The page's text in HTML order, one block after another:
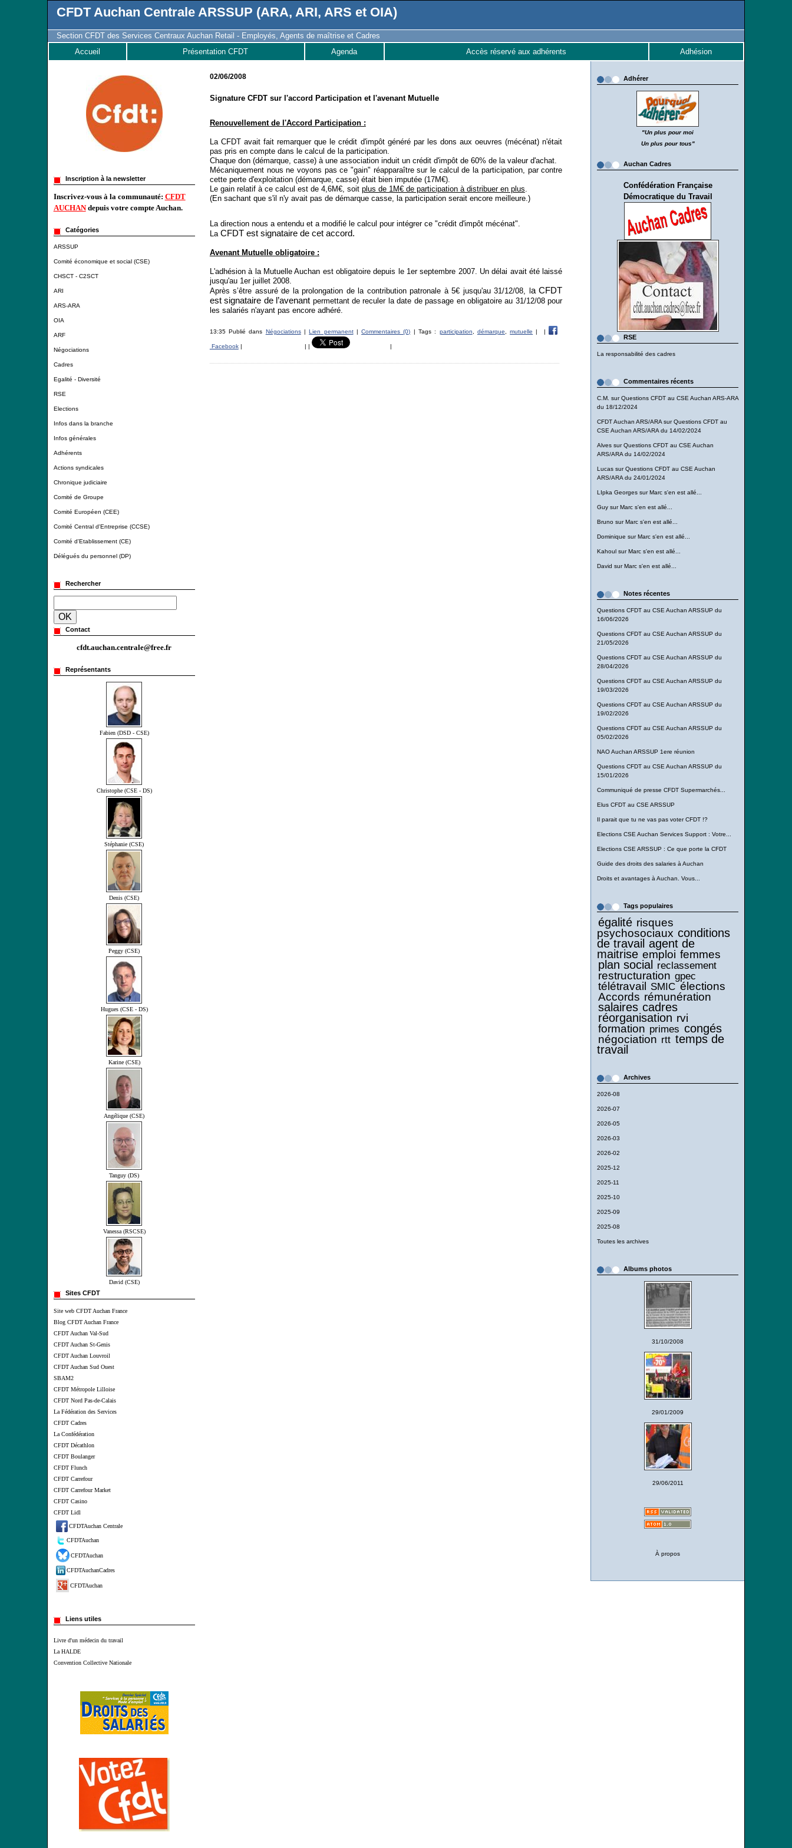
CFDT Auchan Centrale ARSSUP (ARA, ARI, ARS et OIA)
Section CFDT des Services Centraux Auchan Retail - Employés, Agents de maîtrise et Cadres
Accueil
Présentation CFDT Agenda Accès réservé aux adhérents Adhésion
Inscription à la newsletter
Inscrivez-vous à la communauté: CFDT
AUCHANdepuis votre compte Auchan.
Catégories
ARSSUP
Comité économique et social (CSE)
CHSCT - C2SCT
ARI
ARS-ARA
OIA
ARF
Négociations
Cadres
Egalité - Diversité
RSE
Elections
Infos dans la branche
Infos générales
Adhérents
Actions syndicales
Chronique judiciaire
Comité de Groupe
Comité Européen (CEE)
Comité Central d'Entreprise (CCSE)
Comité d'Etablissement (CE)
Délégués du personnel (DP)
Rechercher
Contact
cfdt.auchan.centrale@free.fr
Représentants
Fabien (DSD - CSE)
Christophe (CSE - DS)
Stéphanie (CSE)
Denis (CSE)
Peggy (CSE)
Hugues (CSE - DS)
Karine (CSE)
Angélique (CSE)
Tanguy (DS)
Vanessa (RSCSE)
David (CSE)
Sites CFDT
Site web CFDT Auchan France
Blog CFDT Auchan France
CFDT Auchan Val-Sud
CFDT Auchan St-Genis
CFDT Auchan Louvroil
CFDT Auchan Sud Ouest
SBAM2
CFDT Métropole Lilloise
CFDT Nord Pas-de-Calais
La Fédération des Services
CFDT Cadres
La Confédération
CFDT Décathlon
CFDT Boulanger
CFDT Flunch
CFDT Carrefour
CFDT Carrefour Market
CFDT Casino
CFDT Lidl
CFDTAuchan Centrale
CFDTAuchan
CFDTAuchan
CFDTAuchanCadres
CFDTAuchan
Liens utiles
Livre d'un médecin du travail
La HALDE
Convention Collective Nationale
Adhérer
"Un plus pour moi
Un plus pour tous"
Auchan Cadres
Confédération Française
Démocratique du Travail
RSE
La responsabilité des cadres
Commentaires récents
C.M. surQuestions CFDT au CSE Auchan ARS-ARA
du 18/12/2024
CFDT Auchan ARS/ARA surQuestions CFDT au
CSE Auchan ARS/ARA du 14/02/2024
Alves surQuestions CFDT au CSE Auchan
ARS/ARA du 14/02/2024
Lucas surQuestions CFDT au CSE Auchan
ARS/ARA du 24/01/2024
LIpka Georges surMarc s'en est allé...
Guy surMarc s'en est allé...
Bruno surMarc s'en est allé...
Dominique surMarc s'en est allé...
Kahoul surMarc s'en est allé...
David surMarc s'en est allé...
Notes récentes
Questions CFDT au CSE Auchan ARSSUP du
16/06/2026
Questions CFDT au CSE Auchan ARSSUP du
21/05/2026
Questions CFDT au CSE Auchan ARSSUP du
28/04/2026
Questions CFDT au CSE Auchan ARSSUP du
19/03/2026
Questions CFDT au CSE Auchan ARSSUP du
19/02/2026
Questions CFDT au CSE Auchan ARSSUP du
05/02/2026
NAO Auchan ARSSUP 1ere réunion
Questions CFDT au CSE Auchan ARSSUP du
15/01/2026
Communiqué de presse CFDT Supermarchés...
Elus CFDT au CSE ARSSUP
Il parait que tu ne vas pas voter CFDT !?
Elections CSE Auchan Services Support : Votre...
Elections CSE ARSSUP : Ce que porte la CFDT
Guide des droits des salaries à Auchan
Droits et avantages à Auchan. Vous...
Tags populaires
égalité risques
psychosociaux conditions
de travail agent de
maitrise emploi femmes
plan social reclassement
restructuration gpec
télétravail SMIC élections
Accords rémunération
salaires cadres
réorganisation rvi
formation primes congés
négociation rtt temps de
travail
Archives
2026-08
2026-07
2026-05
2026-03
2026-02
2025-12
2025-11
2025-10
2025-09
2025-08
Toutes les archives
Albums photos
31/10/2008
29/01/2009
29/06/2011
À propos
02/06/2008
Signature CFDT sur l'accord Participation et l'avenant Mutuelle
Renouvellement de l'Accord Participation :
La CFDT avait fait remarquer que le crédit d'impôt généré par les dons aux oeuvres (mécénat) n'était
pas pris en compte dans le calcul de la participation.
Chaque don (démarque, casse) à une association induit un crédit d'impôt de 60% de la valeur d'achat.
Mécaniquement nous ne voyons pas ce "gain" réapparaître sur le calcul de la participation, par contre
cette perte d'exploitation (démarque, casse) était bien imputée (17M€).
Le gain relatif à ce calcul est de 4,6M€, soit plus de 1M€ de participation à distribuer en plus.
(En sachant que s'il n'y avait pas de démarque casse, la participation serait encore meilleure.)
La direction nous a entendu et a modifié le calcul pour intégrer ce "crédit d'impôt mécénat".
La CFDT est signataire de cet accord.
Avenant Mutuelle obligatoire :
L'adhésion à la Mutuelle Auchan est obligatoire depuis le 1er septembre 2007. Un délai avait été laissé
jusqu'au 1er juillet 2008.
Après s’être assuré de la prolongation de la contribution patronale à 5€ jusqu'au 31/12/08, l a CFDT
est signataire de l’avenant permettant de reculer la date de passage en obligatoire au 31/12/08 pour
les salariés n'ayant pas encore adhéré.
13:35 Publié dans Négociations| Lien permanent|Commentaires (0) | Tags : participation, démarque,mutuelle
Facebook|